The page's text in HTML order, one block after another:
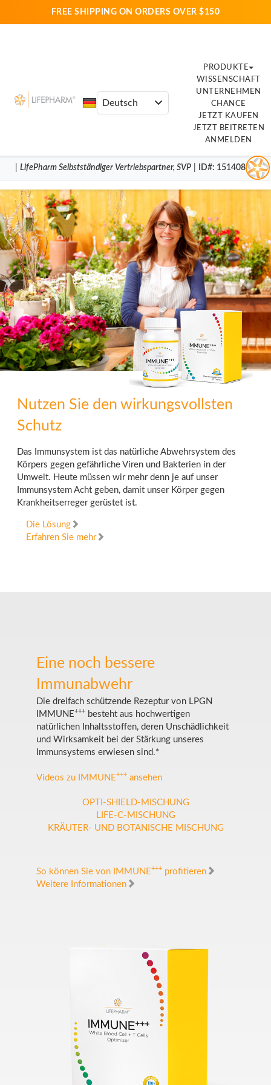
FREE SHIPPING ON ORDERS OVER $150
PRODUKTE
WISSENSCHAFT
UNTERNEHMEN
CHANCE
JETZT KAUFEN
JETZT BEITRETEN
ANMELDEN
|LifePharmSelbstständiger Vertriebspartner,SVP ID#: 15140830
Nutzen Sie den wirkungsvollsten
Schutz
Das Immunsystem ist das natürliche Abwehrsystem des
Körpers gegen gefährliche Viren und Bakterien in der
Umwelt. Heute müssen wir mehr denn je auf unser
Immunsystem Acht geben, damit unser Körper gegen
Krankheitserreger gerüstet ist.
Die Lösung
Erfahren Sie mehr
Eine noch bessere
Immunabwehr
Die dreifach schützende Rezeptur von LPGN
IMMUNE+++ besteht aus hochwertigen
natürlichen Inhaltsstoffen, deren Unschädlichkeit
und Wirksamkeit bei der Stärkung unseres
Immunsystems erwiesen sind.*
Videos zu IMMUNE+++ ansehen
OPTI-SHIELD-MISCHUNG
LIFE-C-MISCHUNG
KRÄUTER- UND BOTANISCHE MISCHUNG
So können Sie von IMMUNE+++ profitieren
Weitere Informationen